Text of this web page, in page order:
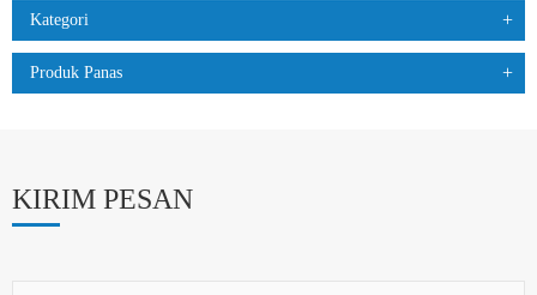
Kategori
Produk Panas
KIRIM PESAN